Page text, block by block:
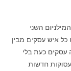
השני
איש עסקים מבין
עסקים כעת בלי
חדשות